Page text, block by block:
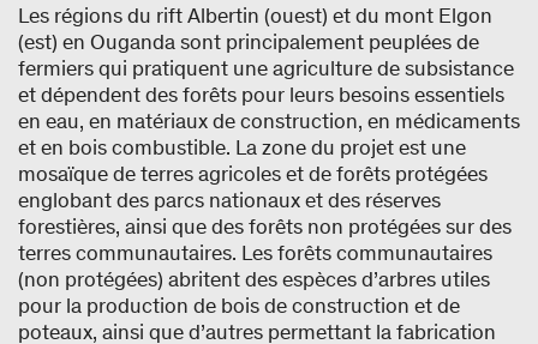
Les régions du rift Albertin (ouest) et du mont Elgon
(est) en Ouganda sont principalement peuplées de
fermiers qui pratiquent une agriculture de subsistance
et dépendent des forêts pour leurs besoins essentiels
en eau, en matériaux de construction, en médicaments
et en bois combustible. La zone du projet est une
mosaïque de terres agricoles et de forêts protégées
englobant des parcs nationaux et des réserves
forestières, ainsi que des forêts non protégées sur des
terres communautaires. Les forêts communautaires
(non protégées) abritent des espèces d’arbres utiles
pour la production de bois de construction et de
poteaux, ainsi que d’autres permettant la fabrication